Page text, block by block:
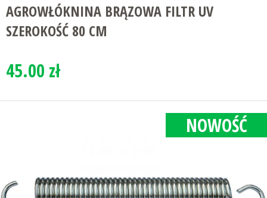
AGROWŁÓKNINA BRĄZOWA FILTR UV
SZEROKOŚĆ 80 CM
45.00 zł
NOWOŚĆ